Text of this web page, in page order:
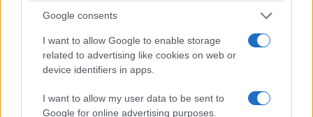
Google consents
I want to allow Google to enable storage
related to advertising like cookies on web or
device identifiers in apps.
I want to allow my user data to be sent to
Google for online advertising purposes.
Έφεσος: Δύο πρόωρα βρέφη είχαν ταφεί μέσα
σε… ρωμαϊκή τουαλέτα πριν από 1.200 χρόνια
28/07/2026 - 11:29μμ